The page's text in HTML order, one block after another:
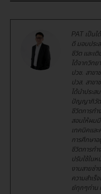
PAT เป็นไ
ดี มอบประ
ชีวิต และ
ได้จากวิท
ปวช. สาขา
ปวส. สาขา
ได้นำประ
ปัญญาภิวัฒ
ชีวิตการทำ
สอนให้ผม
เทคนิคแล
การศึกษา
ชีวิตการท
ปรับใช้ในห
งานสายช่า
ความสำเ
ย์ทุกๆท่าน